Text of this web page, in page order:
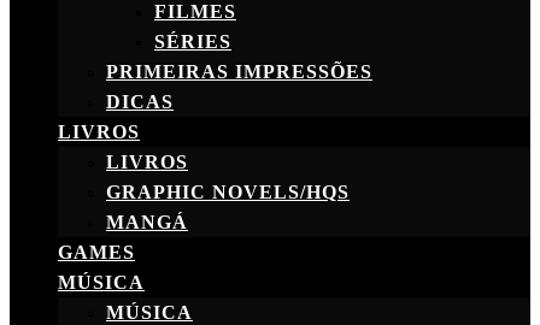
FILMES
SÉRIES
PRIMEIRAS IMPRESSÕES
DICAS
LIVROS
LIVROS
GRAPHIC NOVELS/HQS
MANGÁ
GAMES
MÚSICA
MÚSICA